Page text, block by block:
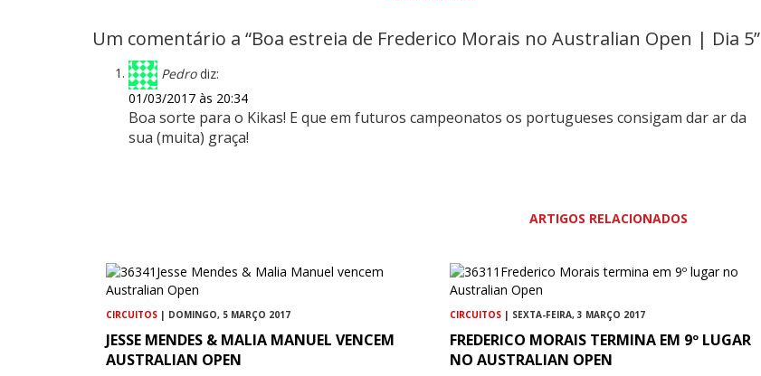
Um comentário a “Boa estreia de Frederico Morais no Australian Open | Dia 5”
Pedro diz:
01/03/2017 às 20:34
Boa sorte para o Kikas! E que em futuros campeonatos os portugueses consigam dar ar da
sua (muita) graça!
ARTIGOS RELACIONADOS
CIRCUITOS | DOMINGO, 5 MARÇO 2017
JESSE MENDES & MALIA MANUEL VENCEM
AUSTRALIAN OPEN
CIRCUITOS | SEXTA-FEIRA, 3 MARÇO 2017
FREDERICO MORAIS TERMINA EM 9º LUGAR
NO AUSTRALIAN OPEN